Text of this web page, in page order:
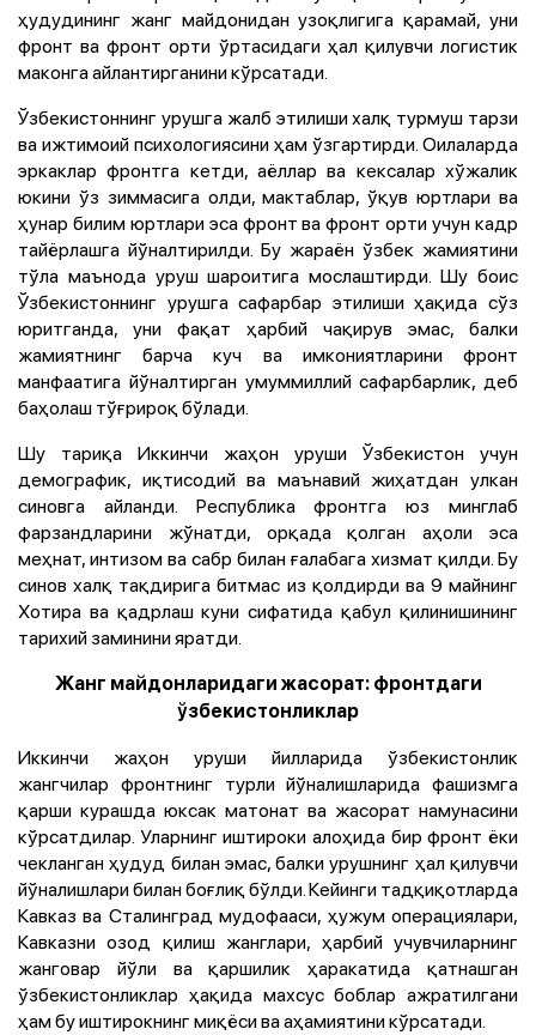
ҳудудининг жанг майдонидан узоқлигига қарамай, уни
фронт ва фронт орти ўртасидаги ҳал қилувчи логистик
маконга айлантирганини кўрсатади.
Ўзбекистоннинг урушга жалб этилиши халқ турмуш тарзи
ва ижтимоий психологиясини ҳам ўзгартирди. Оилаларда
эркаклар фронтга кетди, аёллар ва кексалар хўжалик
юкини ўз зиммасига олди, мактаблар, ўқув юртлари ва
ҳунар билим юртлари эса фронт ва фронт орти учун кадр
тайёрлашга йўналтирилди. Бу жараён ўзбек жамиятини
тўла маънода уруш шароитига мослаштирди. Шу боис
Ўзбекистоннинг урушга сафарбар этилиши ҳақида сўз
юритганда, уни фақат ҳарбий чақирув эмас, балки
жамиятнинг барча куч ва имкониятларини фронт
манфаатига йўналтирган умуммиллий сафарбарлик, деб
баҳолаш тўғрироқ бўлади.
Шу тариқа Иккинчи жаҳон уруши Ўзбекистон учун
демографик, иқтисодий ва маънавий жиҳатдан улкан
синовга айланди. Республика фронтга юз минглаб
фарзандларини жўнатди, орқада қолган аҳоли эса
меҳнат, интизом ва сабр билан ғалабага хизмат қилди. Бу
синов халқ тақдирига битмас из қолдирди ва 9 майнинг
Хотира ва қадрлаш куни сифатида қабул қилинишининг
тарихий заминини яратди.
Жанг майдонларидаги жасорат: фронтдаги
ўзбекистонликлар
Иккинчи жаҳон уруши йилларида ўзбекистонлик
жангчилар фронтнинг турли йўналишларида фашизмга
қарши курашда юксак матонат ва жасорат намунасини
кўрсатдилар. Уларнинг иштироки алоҳида бир фронт ёки
чекланган ҳудуд билан эмас, балки урушнинг ҳал қилувчи
йўналишлари билан боғлиқ бўлди. Кейинги тадқиқотларда
Кавказ ва Сталинград мудофааси, ҳужум операциялари,
Кавказни озод қилиш жанглари, ҳарбий учувчиларнинг
жанговар йўли ва қаршилик ҳаракатида қатнашган
ўзбекистонликлар ҳақида махсус боблар ажратилгани
ҳам бу иштирокнинг миқёси ва аҳамиятини кўрсатади.